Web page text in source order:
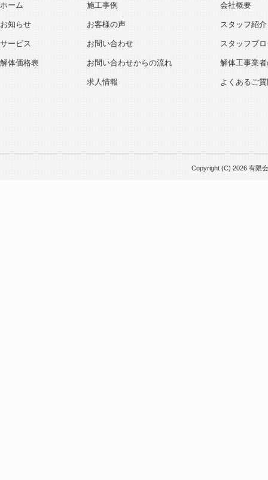
ホーム
お知らせ
サービス
解体価格表
施工事例
お客様の声
お問い合わせ
お問い合わせからの流れ
求人情報
会社概要
スタッフ紹介
スタッフブ
解体工事業
よくあるご
Copyright (C) 2026 有限